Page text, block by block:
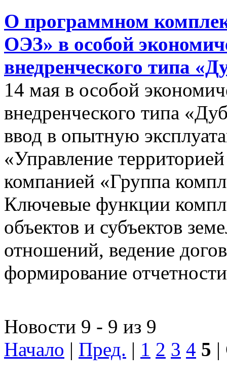
О программном
ОЭЗ» в особой
внедренческого типа
14 мая в особой
внедренческого типа
ввод в опытную
«Управление
компанией «Группа
Ключевые функции
объектов и субъектов
отношений, ведение
формирование
Новости 9 - 9 из 9
Начало | Пред. | 1 2 3 4 5 |